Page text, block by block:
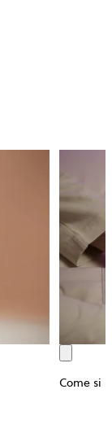
Come si